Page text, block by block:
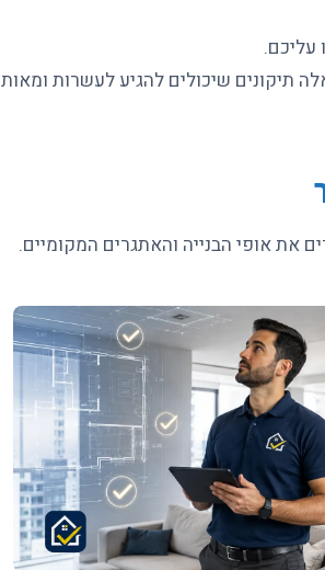
עליכם.
תיקונים שיכולים להגיע לעשרות ומאות
את אופי הבנייה והאתגרים המקומיים.